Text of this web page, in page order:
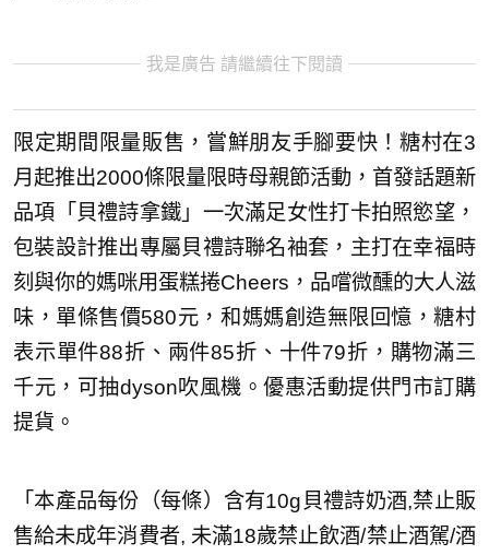
我是廣告 請繼續往下閱讀
限定期間限量販售，嘗鮮朋友手腳要快！糖村在3
月起推出2000條限量限時母親節活動，首發話題新
品項「貝禮詩拿鐵」一次滿足女性打卡拍照慾望，
包裝設計推出專屬貝禮詩聯名袖套，主打在幸福時
刻與你的媽咪用蛋糕捲Cheers，品嚐微醺的大人滋
味，單條售價580元，和媽媽創造無限回憶，糖村
表示單件88折、兩件85折、十件79折，購物滿三
千元，可抽dyson吹風機。優惠活動提供門市訂購
提貨。
「本產品每份（每條）含有10g貝禮詩奶酒,禁止販
售給未成年消費者, 未滿18歲禁止飲酒/禁止酒駕/酒